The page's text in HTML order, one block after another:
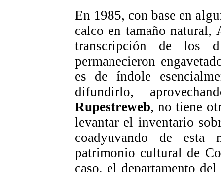
En 1985, con base en
calco en tamaño natural,
transcripción de los
permanecieron
es de índole
difundirlo,
Rupestreweb, no tiene
levantar el inventario
coadyuvando de esta
patrimonio cultural de
caso, el departamento